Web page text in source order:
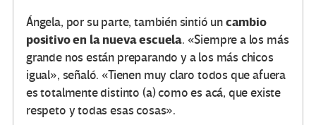
Ángela, por su parte, también sintió uncambio
positivo en la nueva escuela. «Siempre a los más
grande nos están preparando y a los más chicos
igual», señaló. «Tienen muy claro todos que afuera
es totalmente distinto (a) como es acá, que existe
respeto y todas esas cosas».